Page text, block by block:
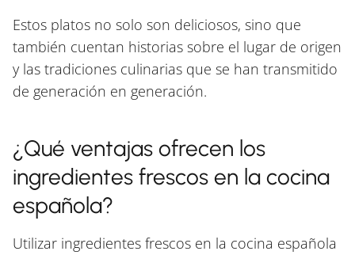
Estos platos no solo son deliciosos, sino que
también cuentan historias sobre el lugar de origen
y las tradiciones culinarias que se han transmitido
de generación en generación.
¿Qué ventajas ofrecen los
ingredientes frescos en la cocina
española?
Utilizar ingredientes frescos en la cocina española